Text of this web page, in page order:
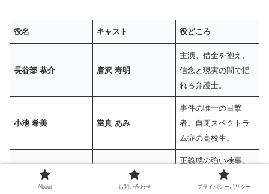
役名 キャスト 役どころ
長谷部 恭介 唐沢 寿明
主演。借金を抱え、
信念と現実の間で揺
れる弁護士。
小池 希美 當真 あみ
事件の唯一の目撃
者。自閉スペクトラ
ム症の高校生。
溝川 誠一 増田 貴久
正義感の強い検事。
當真あみ演じる希美
と心を通わせる。
About お問い合わせ プライバシーポリシー